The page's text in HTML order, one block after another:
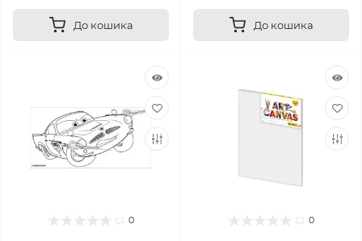
До кошика До кошика
0 0